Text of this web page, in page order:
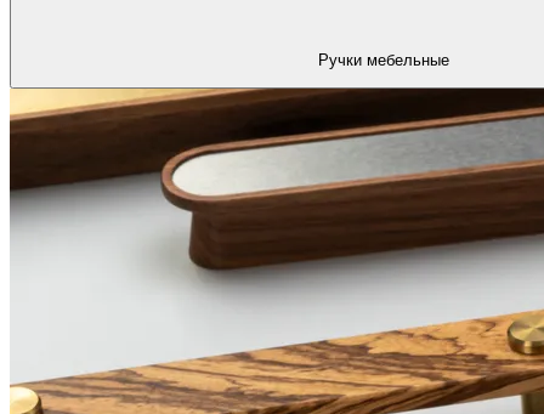
Ручки мебельные